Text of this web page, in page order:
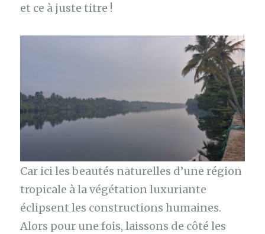
et ce à juste titre !
Car ici les beautés naturelles d’une région
tropicale à la végétation luxuriante
éclipsent les constructions humaines.
Alors pour une fois, laissons de côté les